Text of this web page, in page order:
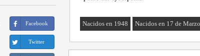
Facebook
Twitter
Nacidos en 1948 Nacidos en 17 de Marzo